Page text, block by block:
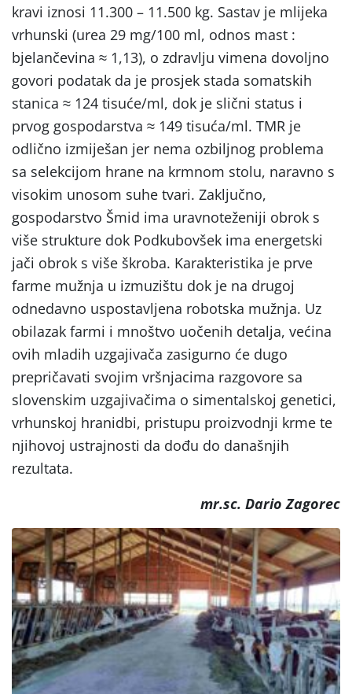
kravi iznosi 11.300 – 11.500 kg. Sastav je mlijeka
vrhunski (urea 29 mg/100 ml, odnos mast :
bjelančevina ≈ 1,13), o zdravlju vimena dovoljno
govori podatak da je prosjek stada somatskih
stanica ≈ 124 tisuće/ml, dok je slični status i
prvog gospodarstva ≈ 149 tisuća/ml. TMR je
odlično izmiješan jer nema ozbiljnog problema
sa selekcijom hrane na krmnom stolu, naravno s
visokim unosom suhe tvari. Zaključno,
gospodarstvo Šmid ima uravnoteženiji obrok s
više strukture dok Podkubovšek ima energetski
jači obrok s više škroba. Karakteristika je prve
farme mužnja u izmuzištu dok je na drugoj
odnedavno uspostavljena robotska mužnja. Uz
obilazak farmi i mnoštvo uočenih detalja, većina
ovih mladih uzgajivača zasigurno će dugo
prepričavati svojim vršnjacima razgovore sa
slovenskim uzgajivačima o simentalskoj genetici,
vrhunskoj hranidbi, pristupu proizvodnji krme te
njihovoj ustrajnosti da dođu do današnjih
rezultata.
mr.sc. Dario Zagorec